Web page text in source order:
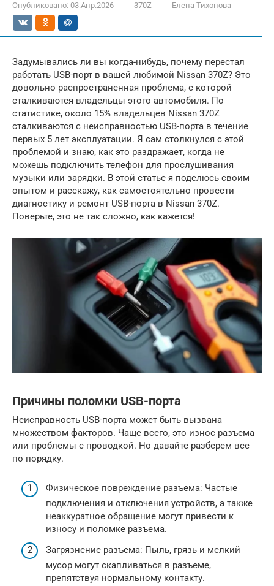
Опубликовано: 03.Апр.2026 370Z Елена Тихонова
Задумывались ли вы когда-нибудь, почему перестал
работать USB-порт в вашей любимой Nissan 370Z? Это
довольно распространенная проблема, с которой
сталкиваются владельцы этого автомобиля. По
статистике, около 15% владельцев Nissan 370Z
сталкиваются с неисправностью USB-порта в течение
первых 5 лет эксплуатации. Я сам столкнулся с этой
проблемой и знаю, как это раздражает, когда не
можешь подключить телефон для прослушивания
музыки или зарядки. В этой статье я поделюсь своим
опытом и расскажу, как самостоятельно провести
диагностику и ремонт USB-порта в Nissan 370Z.
Поверьте, это не так сложно, как кажется!
Причины поломки USB-порта
Неисправность USB-порта может быть вызвана
множеством факторов. Чаще всего, это износ разъема
или проблемы с проводкой. Но давайте разберем все
по порядку.
Физическое повреждение разъема: Частые
подключения и отключения устройств, а также
неаккуратное обращение могут привести к
износу и поломке разъема.
Загрязнение разъема: Пыль, грязь и мелкий
мусор могут скапливаться в разъеме,
препятствуя нормальному контакту.